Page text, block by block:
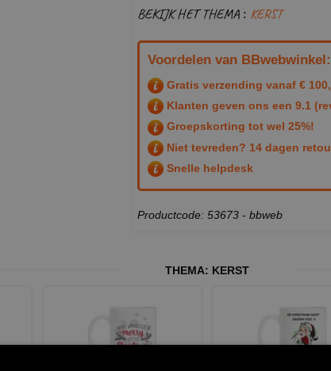
BEKIJK HET THEMA : KERST
Voordelen van BBwebwinkel:
Gratis verzending vanaf €
Klanten geven ons een 9.1
Groepskorting tot wel 25%!
Niet tevreden? 14 dagen
Snelle helpdesk
Productcode: 53673 - bbweb
THEMA: KERST